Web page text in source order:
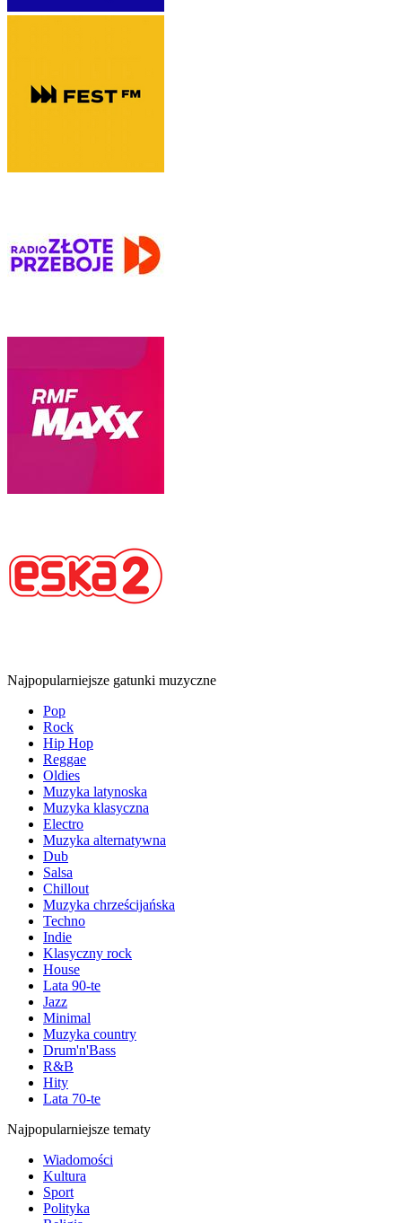
Najpopularniejsze gatunki muzyczne
Pop
Rock
Hip Hop
Reggae
Oldies
Muzyka latynoska
Muzyka klasyczna
Electro
Muzyka alternatywna
Dub
Salsa
Chillout
Muzyka chrześcijańska
Techno
Indie
Klasyczny rock
House
Lata 90-te
Jazz
Minimal
Muzyka country
Drum'n'Bass
R&B
Hity
Lata 70-te
Najpopularniejsze tematy
Wiadomości
Kultura
Sport
Polityka